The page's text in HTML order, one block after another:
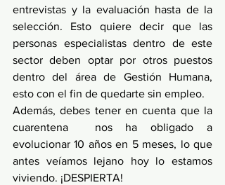
entrevistas y la evaluación hasta de la
selección. Esto quiere decir que las
personas especialistas dentro de este
sector deben optar por otros puestos
dentro del área de Gestión Humana,
esto con el fin de quedarte sin empleo.
Además, debes tener en cuenta que la
cuarentena  nos ha obligado a
evolucionar 10 años en 5 meses, lo que
antes veíamos lejano hoy lo estamos
viviendo. ¡DESPIERTA!